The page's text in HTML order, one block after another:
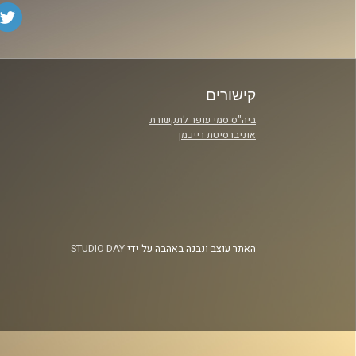
קישורים
ביה"ס סמי עופר לתקשורת
אוניברסיטת רייכמן
האתר עוצב ונבנה באהבה על ידיSTUDIO DAY